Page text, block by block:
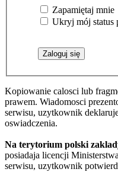
Zapamiętaj mnie
Ukryj mój status
Kopiowanie calosci lub
prawem. Wiadomosci
serwisu, uzytkownik
oswiadczenia.
Na terytorium polski
posiadaja licencji
serwisu, uzytkownik